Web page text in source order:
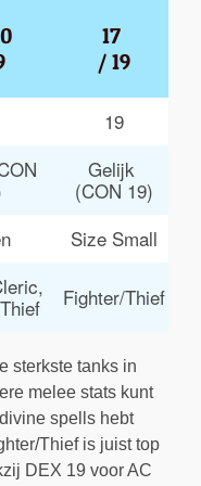
17
/ 19
19
Gelijk
(CON 19)
Size Small
Fighter/Thief
sterkste tanks in
melee stats kunt
spells hebt
Thief is juist top
DEX 19 voor AC